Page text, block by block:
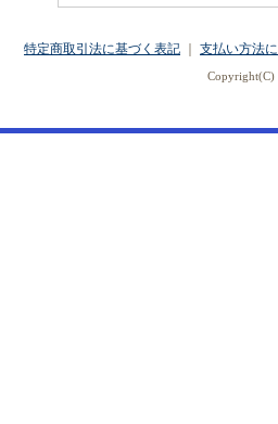
特定商取引法に基づく表記 支払い方法
Copyright(C)